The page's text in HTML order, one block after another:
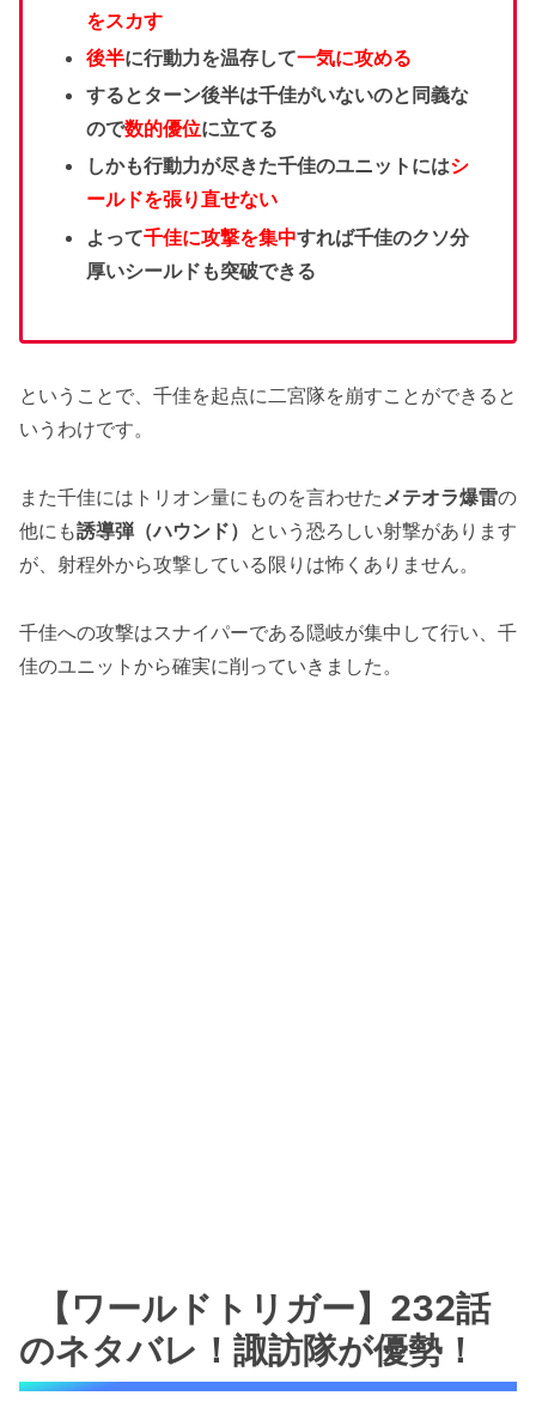
をスカす
後半に行動力を温存して一気に攻める
するとターン後半は千佳がいないのと同義な
ので数的優位に立てる
しかも行動力が尽きた千佳のユニットにはシ
ールドを張り直せない
よって千佳に攻撃を集中すれば千佳のクソ分
厚いシールドも突破できる
ということで、千佳を起点に二宮隊を崩すことができると
いうわけです。
また千佳にはトリオン量にものを言わせた メテオラ爆雷の
他にも誘導弾（ハウンド） という恐ろしい射撃があります
が、射程外から攻撃している限りは怖くありません。
千佳への攻撃はスナイパーである隠岐が集中して行い、千
佳のユニットから確実に削っていきました。
【ワールドトリガー】232話
のネタバレ！諏訪隊が優勢！